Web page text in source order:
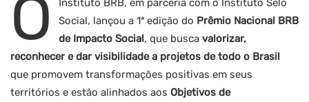
O
Instituto BRB, em parceria com o Instituto Selo
Social, lançou a 1ª edição do Prêmio Nacional BRB
de Impacto Social, que busca valorizar,
reconhecer e dar visibilidade a projetos de todo o Brasil
que promovem transformações positivas em seus
territórios e estão alinhados aos Objetivos de